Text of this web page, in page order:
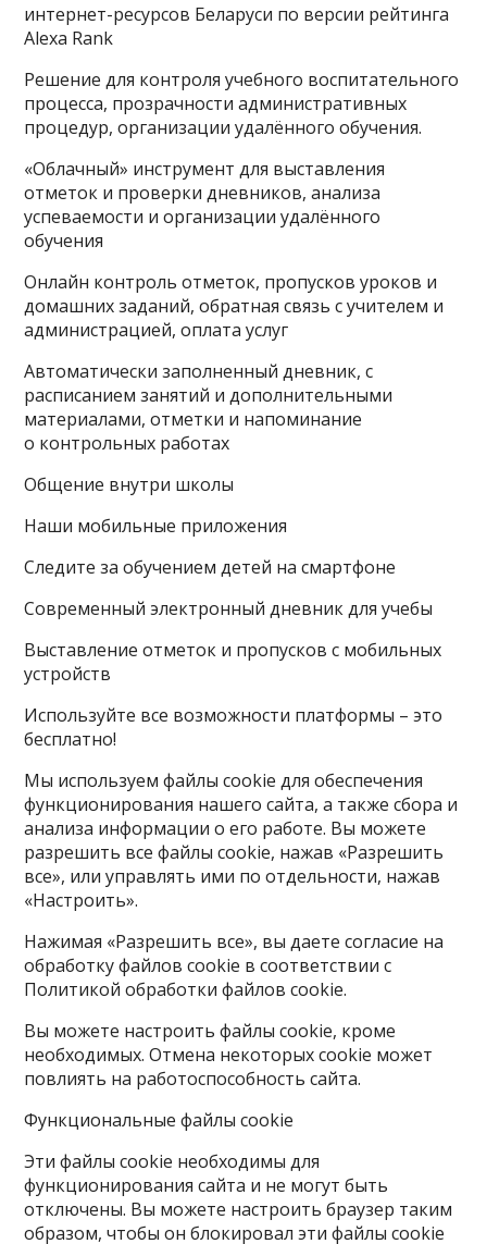
интернет-ресурсов Беларуси по версии рейтинга
Alexa Rank
Решение для контроля учебного воспитательного
процесса, прозрачности административных
процедур, организации удалённого обучения.
«Облачный» инструмент для выставления
отметок и проверки дневников, анализа
успеваемости и организации удалённого
обучения
Онлайн контроль отметок, пропусков уроков и
домашних заданий, обратная связь с учителем и
администрацией, оплата услуг
Автоматически заполненный дневник, с
расписанием занятий и дополнительными
материалами, отметки и напоминание
о контрольных работах
Общение внутри школы
Наши мобильные приложения
Следите за обучением детей на смартфоне
Современный электронный дневник для учебы
Выставление отметок и пропусков с мобильных
устройств
Используйте все возможности платформы – это
бесплатно!
Мы используем файлы cookie для обеспечения
функционирования нашего сайта, а также сбора и
анализа информации о его работе. Вы можете
разрешить все файлы cookie, нажав «Разрешить
все», или управлять ими по отдельности, нажав
«Настроить».
Нажимая «Разрешить все», вы даете согласие на
обработку файлов cookie в соответствии с
Политикой обработки файлов cookie.
Вы можете настроить файлы cookie, кроме
необходимых. Отмена некоторых cookie может
повлиять на работоспособность сайта.
Функциональные файлы cookie
Эти файлы cookie необходимы для
функционирования сайта и не могут быть
отключены. Вы можете настроить браузер таким
образом, чтобы он блокировал эти файлы cookie